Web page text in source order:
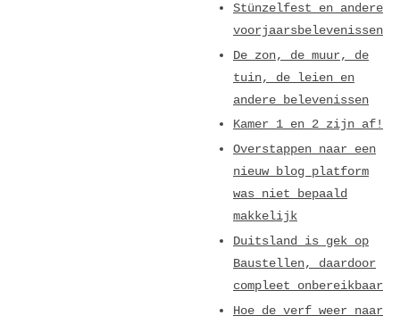
Stünzelfest en andere
voorjaarsbelevenissen
De zon, de muur, de
tuin, de leien en
andere belevenissen
Kamer 1 en 2 zijn af!
Overstappen naar een
nieuw blog platform
was niet bepaald
makkelijk
Duitsland is gek op
Baustellen, daardoor
compleet onbereikbaar
Hoe de verf weer naar